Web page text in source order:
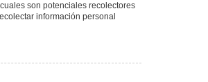
son potenciales recolectores
información personal